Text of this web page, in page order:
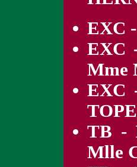
EXC
EXC
Mme
EXC
TB -
Mlle